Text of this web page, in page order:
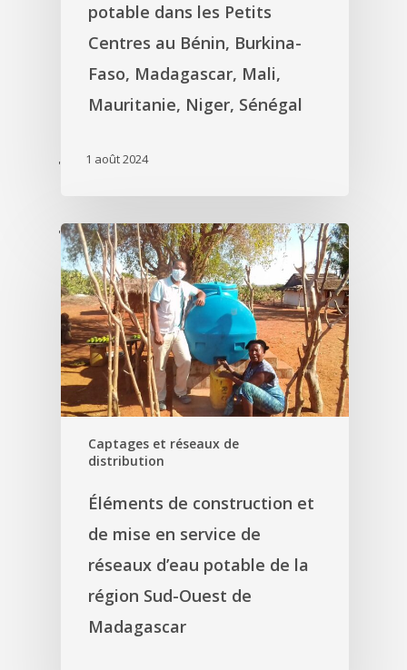
'
potable dans les Petits
Centres au Bénin, Burkina-
Faso, Madagascar, Mali,
Mauritanie, Niger, Sénégal
1 août 2024
'
Captages et réseaux de
distribution
Éléments de construction et
de mise en service de
réseaux d’eau potable de la
région Sud-Ouest de
Madagascar